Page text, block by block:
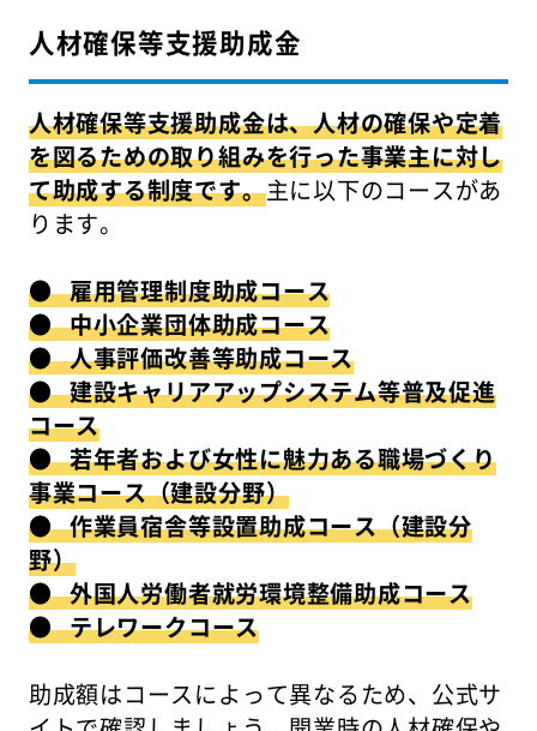
人材確保等支援助成金
人材確保等支援助成金は、人材の確保や定着
を図るための取り組みを行った事業主に対し
て助成する制度です。主に以下のコースがあ
ります。
● 雇用管理制度助成コース
● 中小企業団体助成コース
● 人事評価改善等助成コース
● 建設キャリアアップシステム等普及促進
コース
● 若年者および女性に魅力ある職場づくり
事業コース（建設分野）
● 作業員宿舎等設置助成コース（建設分
野）
● 外国人労働者就労環境整備助成コース
● テレワークコース
助成額はコースによって異なるため、公式サ